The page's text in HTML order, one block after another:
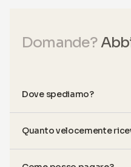
Domande?
Dove spediamo?
Quanto velocemente